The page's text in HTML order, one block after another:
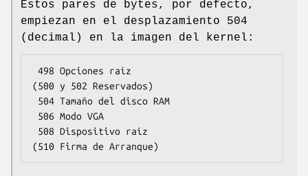
Estos pares de bytes, por defecto,
empiezan en el desplazamiento 504
(decimal) en la imagen del kernel:
(500 y 502 Reservados)
(510 Firma de Arranque)